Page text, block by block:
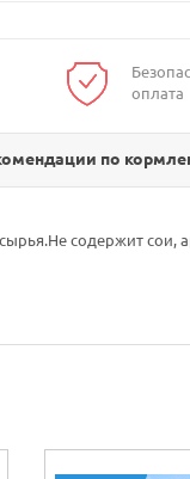
оплата
по
содержит